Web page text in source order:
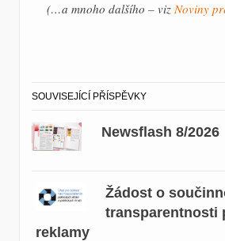
(…a mnoho dalšího – viz Noviny
SOUVISEJÍCÍ PŘÍSPĚVKY
Newsflash 8/2026
Žádost o
transparentnosti
reklamy